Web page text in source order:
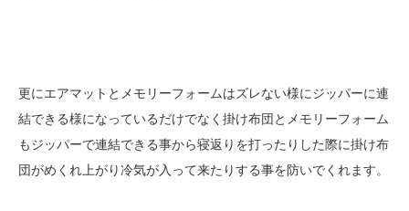
更にエアマットとメモリーフォームはズレない様にジッパーに連
結できる様になっているだけでなく掛け布団とメモリーフォーム
もジッパーで連結できる事から寝返りを打ったりした際に掛け布
団がめくれ上がり冷気が入って来たりする事を防いでくれます。